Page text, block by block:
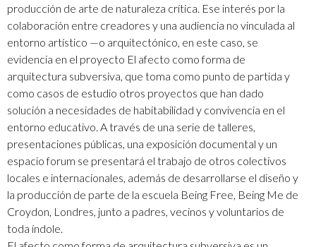
producción de arte de naturaleza crítica. Ese interés por la
colaboración entre creadores y una audiencia no vinculada al
entorno artístico —o arquitectónico, en este caso, se
evidencia en el proyecto El afecto como forma de
arquitectura subversiva, que toma como punto de partida y
como casos de estudio otros proyectos que han dado
solución a necesidades de habitabilidad y convivencia en el
entorno educativo. A través de una serie de talleres,
presentaciones públicas, una exposición documental y un
espacio forum se presentará el trabajo de otros colectivos
locales e internacionales, además de desarrollarse el diseño y
la producción de parte de la escuela Being Free, Being Me de
Croydon, Londres, junto a padres, vecinos y voluntarios de
toda índole.